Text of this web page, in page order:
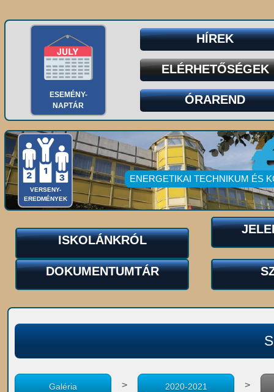
ESEMÉNY-
NAPTÁR
HÍREK
ELÉRHETŐSÉGEK
ÓRAREND
VERSENY-
EREDMÉNYEK
ENERGETIKAI TECHNIKUM ÉS
ISKOLÁNKRÓL
DOKUMENTUMTÁR
Galéria > 2020-2021 >